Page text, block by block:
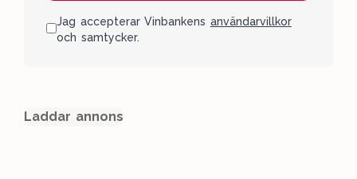
Jag accepterar Vinbankens användarvillkor
och samtycker.
Laddar annons